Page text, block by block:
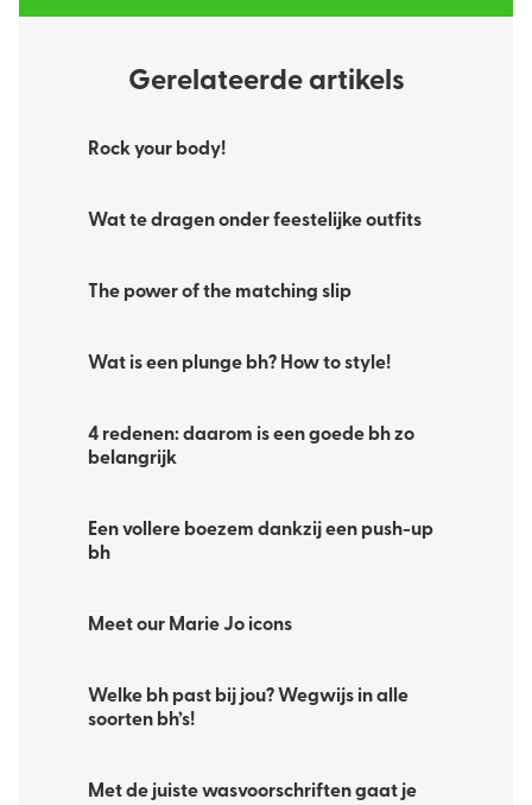
Gerelateerde artikels
Rock your body!
Wat te dragen onder feestelijke outfits
The power of the matching slip
Wat is een plunge bh? How to style!
4 redenen: daarom is een goede bh zo
belangrijk
Een vollere boezem dankzij een push-up
bh
Meet our Marie Jo icons
Welke bh past bij jou? Wegwijs in alle
soorten bh’s!
Met de juiste wasvoorschriften gaat je